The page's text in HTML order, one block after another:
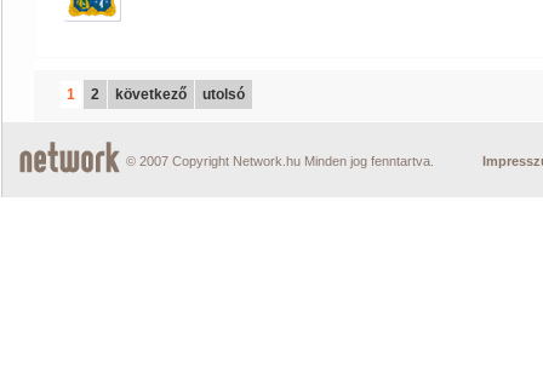
1 2 következő utolsó
© 2007 Copyright Network.hu Minden jog fenntartva.